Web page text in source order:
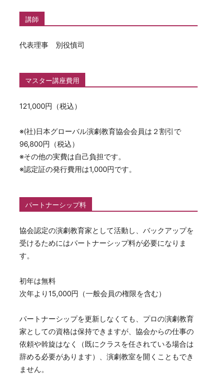
講師
代表理事 別役慎司
マスター講座費用
121,000円（税込）
※(社)日本グローバル演劇教育協会会員は２割引で
96,800円（税込）
※その他の実費は自己負担です。
※認定証の発行費用は1,000円です。
パートナーシップ料
協会認定の演劇教育家として活動し、バックアップを
受けるためにはパートナーシップ料が必要になりま
す。
初年は無料
次年より15,000円（一般会員の権限を含む）
パートナーシップを更新しなくても、プロの演劇教育
家としての資格は保持できますが、協会からの仕事の
依頼や斡旋はなく（既にクラスを任されている場合は
辞める必要があります）、演劇教室を開くこともでき
ません。